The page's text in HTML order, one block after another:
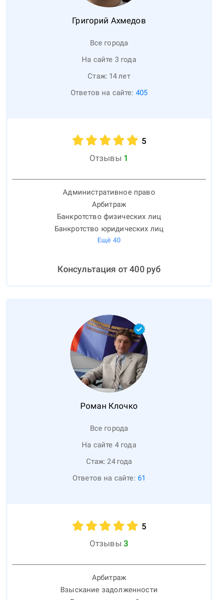
Григорий Ахмедов
Все города
На сайте 3 года
Стаж: 14лет
Ответов на сайте: 405
5
Отзывы 1
Административное право
Арбитраж
Банкротство физических лиц
Банкротство юридических лиц
Ещё 40
Консультация от400руб
Роман Клочко
Все города
На сайте 4 года
Стаж: 24 года
Ответов на сайте: 61
5
Отзывы 3
Арбитраж
Взыскание задолженности